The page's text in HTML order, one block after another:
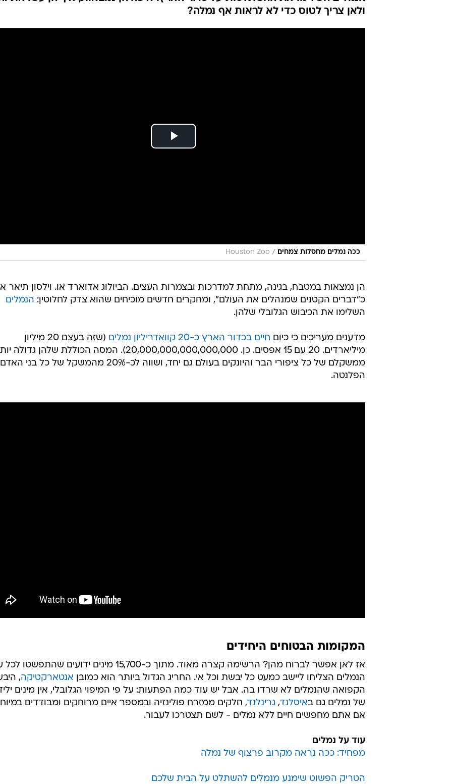
פולין
ולאן צריך לטוס כדי לא לראות אף נמלה?
ככה נמלים מחסלות צמחים /
Houston Zoo
הן נמצאות במטבח, בגינה, מתחת למדרכות ובצמרות העצים. הביולוג אדוארד או. וילסון תיאר
כ"דברים הקטנים שמנהלים את העולם", ומחקרים חדשים מוכיחים שהוא צדק לחלוטין: הנמלים
השלימו את הכיבוש הגלובלי שלהן.
מדענים מעריכים כי כיום חיים בכדור הארץ כ-20 קוואדריליון נמלים
(שזה בעצם 20 מיליון
מיליארדים. 20 עם 15 אפסים. כן. 20,000,000,000,000,000). המסה הכוללת שלהן גדולה
ממשקלם של כל ציפורי הבר והיונקים בעולם גם יחד, ושווה לכ-20% מהמשקל של כל
הפלנטה.
המקומות הבטוחים היחידים
אז לאן אפשר לברוח מהן? הרשימה קצרה מאוד. מתוך כ-15,700 מינים ידועים
הנמלים הצליחו ליישב כמעט כל יבשת וכל אי. החריג הגדול ביותר הוא כמובן אנטארקטיקה,
הקפואה שהנמלים לא שרדו בה. אבל יש עוד כמה הפתעות: על פי המיפוי הגלובלי, אין מינים
של נמלים גם באיסלנד, גרינלנד, חלקים ממזרח פולינזיה ובמספר איים מרוחקים ומבודדים
אם אתם מחפשים חיים ללא נמלים - לשם תצטרכו לעבור.
עוד על נמלים
מפחיד: ככה נראה מקרוב פרצוף של נמלה
הטריק הפשוט שימנע מנמלים להשתלט על הבית שלכם